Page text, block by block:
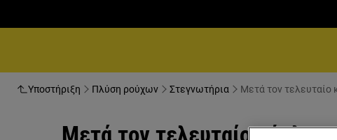
Υποστήριξη Πλύση ρούχων Στεγνωτήρια Μετά τον τελευταίο